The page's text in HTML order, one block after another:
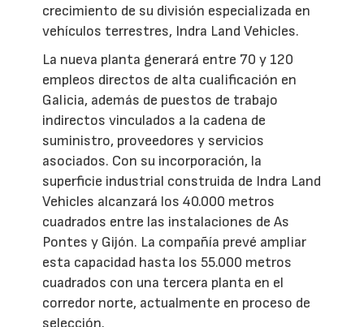
crecimiento de su división especializada en
vehículos terrestres, Indra Land Vehicles.
La nueva planta generará entre 70 y 120
empleos directos de alta cualificación en
Galicia, además de puestos de trabajo
indirectos vinculados a la cadena de
suministro, proveedores y servicios
asociados. Con su incorporación, la
superficie industrial construida de Indra Land
Vehicles alcanzará los 40.000 metros
cuadrados entre las instalaciones de As
Pontes y Gijón. La compañía prevé ampliar
esta capacidad hasta los 55.000 metros
cuadrados con una tercera planta en el
corredor norte, actualmente en proceso de
selección.